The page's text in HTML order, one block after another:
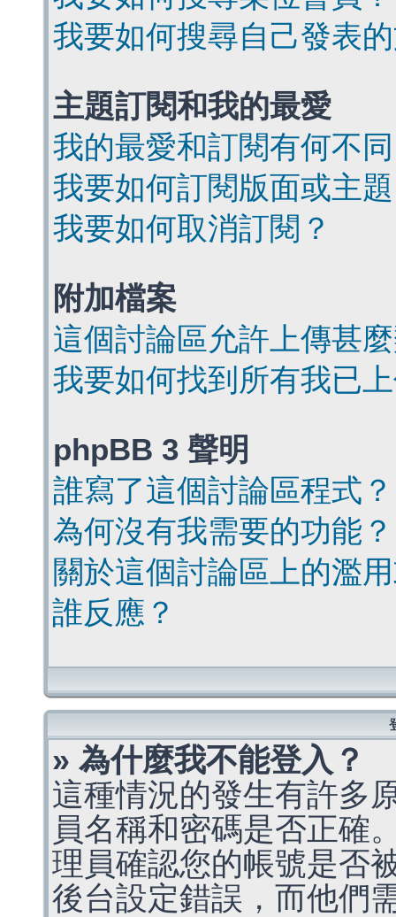
我要如何搜尋自己發表
主題訂閱和我的最愛
我的最愛和訂閱有何不
我要如何訂閱版面或主
我要如何取消訂閱？
附加檔案
這個討論區允許上傳甚
我要如何找到所有我已
phpBB 3 聲明
誰寫了這個討論區程式？
為何沒有我需要的功能？
關於這個討論區上的濫
誰反應？
» 為什麼我不能登入？
這種情況的發生有許多
員名稱和密碼是否正確
理員確認您的帳號是否
後台設定錯誤，而他們